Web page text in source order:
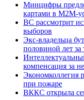
Минцифры
картами в M2M-
ВС рассмотрит
выборов
Экс-владельца
половиной лет
компенсация за
Экономколлегия
при пожаре
ВККС открыла